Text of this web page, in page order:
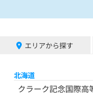
エリアから探す
北海道
クラーク記念国際高